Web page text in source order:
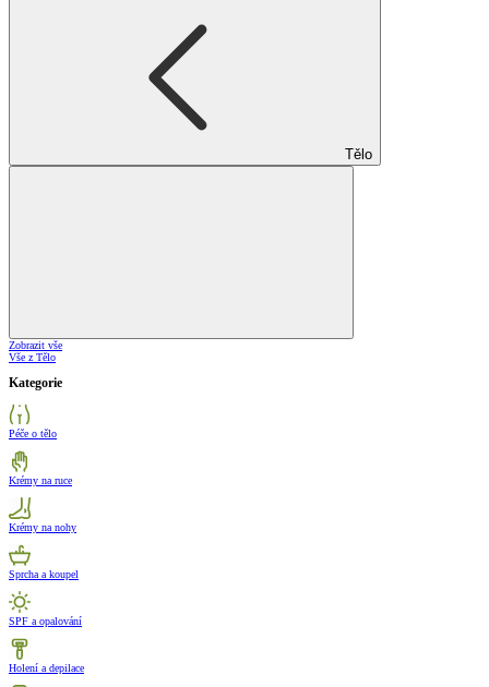
Tělo
Zobrazit vše
Vše z Tělo
Kategorie
Péče o tělo
Krémy na ruce
Krémy na nohy
Sprcha a koupel
SPF a opalování
Holení a depilace